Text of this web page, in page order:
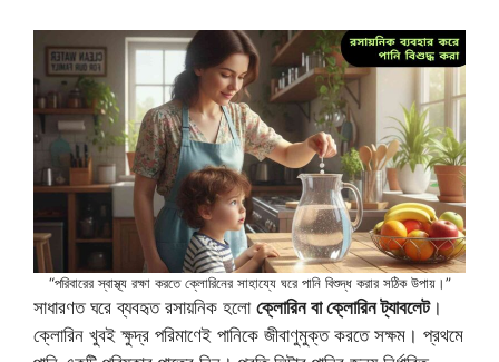
“পরিবারের স্বাস্থ্য রক্ষা করতে ক্লোরিনের সাহায্যে ঘরে পানি বিশুদ্ধ করার সঠিক উপায়।”
সাধারণত ঘরে ব্যবহৃত রসায়নিক হলো ক্লোরিন বা ক্লোরিন ট্যাবলেট।
ক্লোরিন খুবই ক্ষুদ্র পরিমাণেই পানিকে জীবাণুমুক্ত করতে সক্ষম। প্রথমে